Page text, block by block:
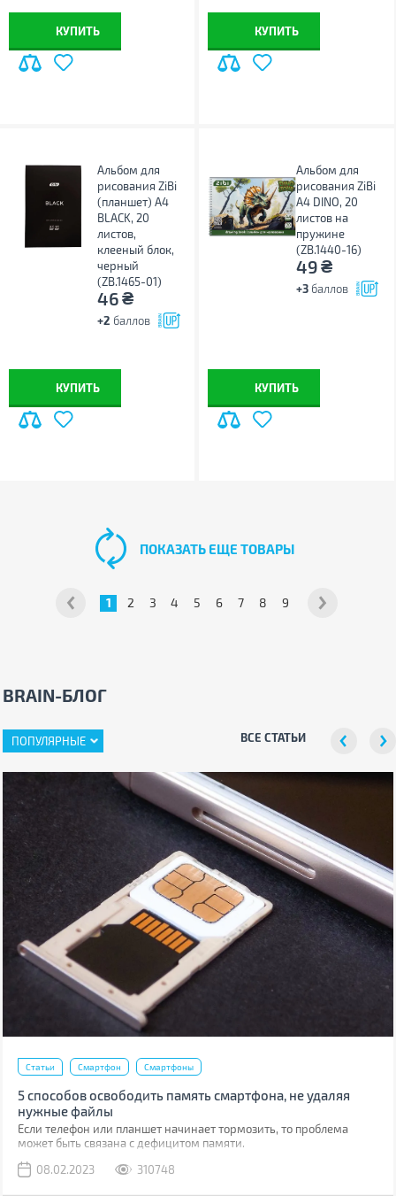
КУПИТЬ КУПИТЬ
Альбом для
рисования ZiBi
(планшет) А4
BLACK, 20
листов,
клееный блок,
черный
(ZB.1465-01)
46₴
+2 баллов
КУПИТЬ
Альбом для
рисования ZiBi
А4 DINO, 20
листов на
пружине
(ZB.1440-16)
49₴
+3 баллов
КУПИТЬ
1 2 3 4 5 6 7 8 9
ПОКАЗАТЬ ЕЩЕ ТОВАРЫ
BRAIN-БЛОГ
ПОПУЛЯРНЫЕ ВСЕ СТАТЬИ
Статьи Смартфон Смартфоны
5 способов освободить память смартфона, не удаляя
нужные файлы
Если телефон или планшет начинает тормозить, то проблема
может быть связана с дефицитом памяти.
08.02.2023
310748